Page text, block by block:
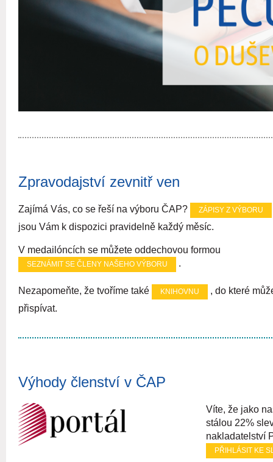
Zpravodajství zevnitř ven
Zajímá Vás, co se řeší na výboru ČAP? ZÁPISY Z VÝBORU
jsou Vám k dispozici pravidelně každý měsíc.
V medailóncích se můžete oddechovou formou
SEZNÁMIT SE ČLENY NAŠEHO VÝBORU .
Nezapomeňte, že tvoříme také KNIHOVNU
, do které
přispívat.
Výhody členství v ČAP
Víte, že jako
stálou 22%
nakladatelství
PŘIHLÁSIT KE